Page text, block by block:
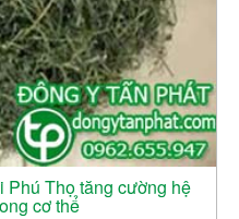
Thọ tăng cường hệ
cơ thể